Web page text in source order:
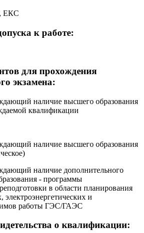
ЕКС
к работе:
для прохождения
экзамена:
наличие высшего образования
квалификации
наличие высшего образования
наличие дополнительного
- программы
в области планирования
электроэнергетических и
работы ГЭС/ГАЭС
о квалификации: